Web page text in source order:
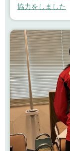
協力をしました